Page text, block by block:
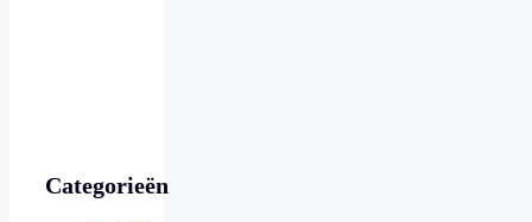
Categorieën